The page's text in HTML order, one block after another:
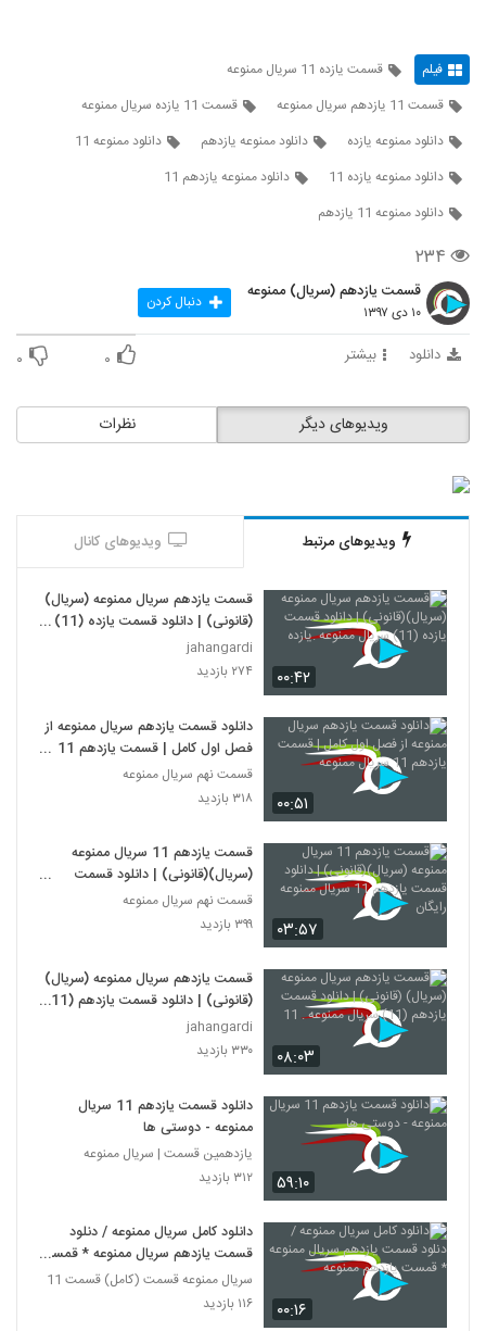
فیلم
قسمت یازده 11 سریال ممنوعه
قسمت 11 یازدهم سریال ممنوعه
قسمت 11 یازده سریال ممنوعه
دانلود ممنوعه یازده
دانلود ممنوعه یازدهم
دانلود ممنوعه 11
دانلود ممنوعه یازده 11
دانلود ممنوعه یازدهم 11
دانلود ممنوعه 11 یازدهم
۲۳۴
قسمت یازدهم (سریال) ممنوعه
۱۰ دی ۱۳۹۷ دنبال کردن
دانلود بیشتر ۰ ۰
نظرات ویدیوهای دیگر
ویدیوهای مرتبط ویدیوهای کانال
۰۰:۴۲
قسمت یازدهم سریال ممنوعه (سریال)
(قانونی) | دانلود قسمت یازده (11)
سریال ممنوعه .یازده
jahangardi
۲۷۴ بازدید
۰۰:۵۱
دانلود قسمت یازدهم سریال ممنوعه از
فصل اول کامل | قسمت یازدهم 11
سریال ممنوعه
قسمت نهم سریال ممنوعه
۳۱۸ بازدید
۰۳:۵۷
قسمت یازدهم 11 سریال ممنوعه
(سریال)(قانونی) | دانلود قسمت
یازدهم 11 سریال ممنوعه رایگان
قسمت نهم سریال ممنوعه
۳۹۹ بازدید
۰۸:۰۳
قسمت یازدهم سریال ممنوعه (سریال)
(قانونی) | دانلود قسمت یازدهم (11)
سریال ممنوعه . 11
jahangardi
۳۳۰ بازدید
۵۹:۱۰
دانلود قسمت یازدهم 11 سریال
ممنوعه - دوستی ها
یازدهمین قسمت | سریال ممنوعه
۳۱۲ بازدید
۰۰:۱۶
دانلود کامل سریال ممنوعه / دنلود
قسمت یازدهم سریال ممنوعه * قمست
یازدهم ممنوعه
سریال ممنوعه قسمت (کامل) قسمت 11
۱۱۶ بازدید